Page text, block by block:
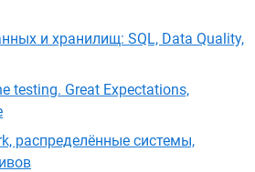
и хранилищ: SQL, Data Quality,
testing. Great Expectations,
распределённые системы,